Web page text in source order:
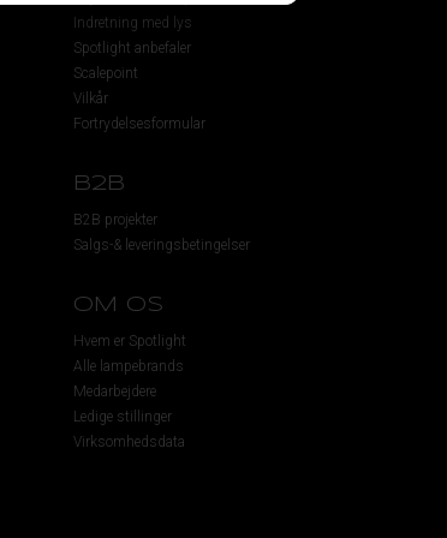
Indretning med lys
Spotlight anbefaler
Scalepoint
Vilkår
Fortrydelsesformular
B2B
B2B projekter
Salgs-& leveringsbetingelser
OM OS
Hvem er Spotlight
Alle lampebrands
Medarbejdere
Ledige stillinger
Virksomhedsdata